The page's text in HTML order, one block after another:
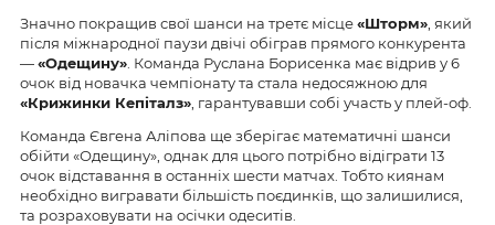
Значно покращив свої шанси на третє місце«Шторм» , який
після міжнародної паузи двічі обіграв прямого конкурента
—«Одещину» . Команда Руслана Борисенка має відрив у 6
очок від новачка чемпіонату та стала недосяжною для
«Крижинки Кепіталз» , гарантувавши собі участь у плей-оф.
Команда Євгена Аліпова ще зберігає математичні шанси
обійти «Одещину», однак для цього потрібно відіграти 13
очок відставання в останніх шести матчах. Тобто киянам
необхідно вигравати більшість поєдинків, що залишилися,
та розраховувати на осічки одеситів.